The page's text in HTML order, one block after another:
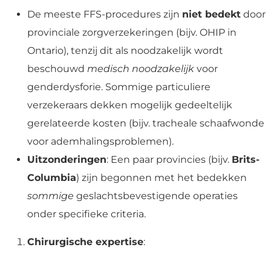
De meeste FFS-procedures zijn niet bedekt door
provinciale zorgverzekeringen (bijv. OHIP in
Ontario), tenzij dit als noodzakelijk wordt
beschouwd medisch noodzakelijk voor
genderdysforie. Sommige particuliere
verzekeraars dekken mogelijk gedeeltelijk
gerelateerde kosten (bijv. tracheale schaafwonde
voor ademhalingsproblemen).
Uitzonderingen: Een paar provincies (bijv. Brits-
Columbia) zijn begonnen met het bedekken
sommige geslachtsbevestigende operaties
onder specifieke criteria.
Chirurgische expertise: